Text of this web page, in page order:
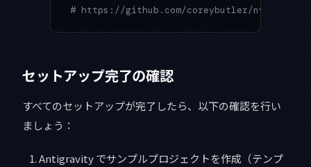
# https://github.com/coreybutler/nvm-
セットアップ完了の確認
すべてのセットアップが完了したら、以下の確認を行い
ましょう：
Antigravity でサンプルプロジェクトを作成（テンプ